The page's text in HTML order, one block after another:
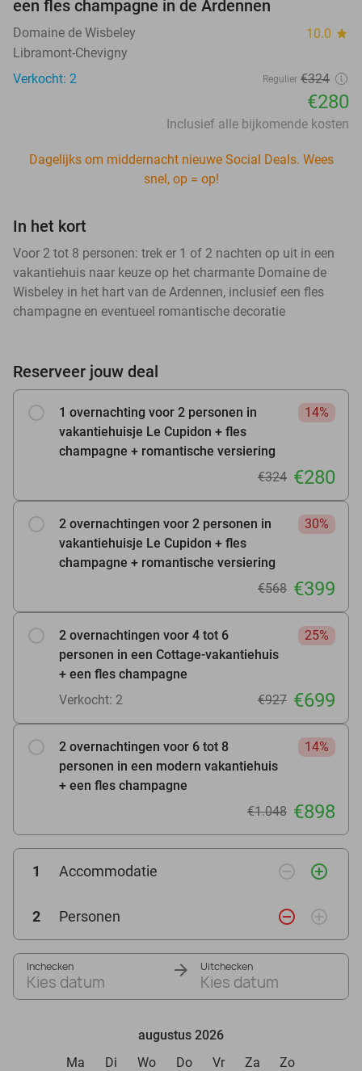
een fles champagne in de Ardennen
Domaine de Wisbeley 10.0 star
Libramont-Chevigny
Verkocht: 2
Regulier €324
€280
Inclusief alle bijkomende kosten
Dagelijks om middernacht nieuwe Social Deals. Wees
snel, op = op!
In het kort
Voor 2 tot 8 personen: trek er 1 of 2 nachten op uit in een
vakantiehuis naar keuze op het charmante Domaine de
Wisbeley in het hart van de Ardennen, inclusief een fles
champagne en eventueel romantische decoratie
Reserveer jouw deal
1 overnachting voor 2 personen in
vakantiehuisje Le Cupidon + fles
champagne + romantische versiering
14%
€324 €280
2 overnachtingen voor 2 personen in
vakantiehuisje Le Cupidon + fles
champagne + romantische versiering
30%
€568 €399
2 overnachtingen voor 4 tot 6
personen in een Cottage-vakantiehuis
+ een fles champagne
25%
Verkocht: 2 €927 €699
2 overnachtingen voor 6 tot 8
personen in een modern vakantiehuis
+ een fles champagne
14%
€1.048 €898
1 Accommodatie remove_circle_outline add_circle_outline
2 Personen remove_circle_outline add_circle_outline
Inchecken
Kies datum
Uitchecken
Kies datum
augustus 2026
Ma
Di Wo Do Vr Za Zo